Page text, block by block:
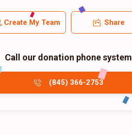
Create My Team Share
Call our donation phone system
(845) 366-2753